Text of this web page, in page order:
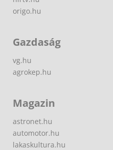
origo.hu
Gazdaság
vg.hu
agrokep.hu
Magazin
astronet.hu
automotor.hu
lakaskultura.hu